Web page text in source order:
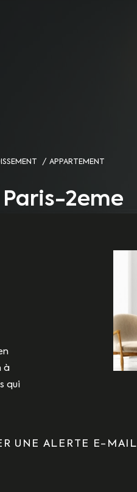
APPARTEMENT
2eme
à
qui
UNE ALERTE E-MAIL